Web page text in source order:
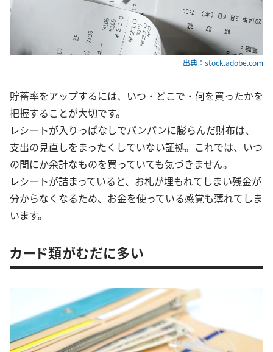
出典：stock.adobe.com
貯蓄率をアップするには、いつ・どこで・何を買ったかを
把握することが大切です。
レシートが入りっぱなしでパンパンに膨らんだ財布は、
支出の見直しをまったくしていない証拠。これでは、いつ
の間にか余計なものを買っていても気づきません。
レシートが詰まっていると、お札が埋もれてしまい残金が
分からなくなるため、お金を使っている感覚も薄れてしま
います。
カード類がむだに多い